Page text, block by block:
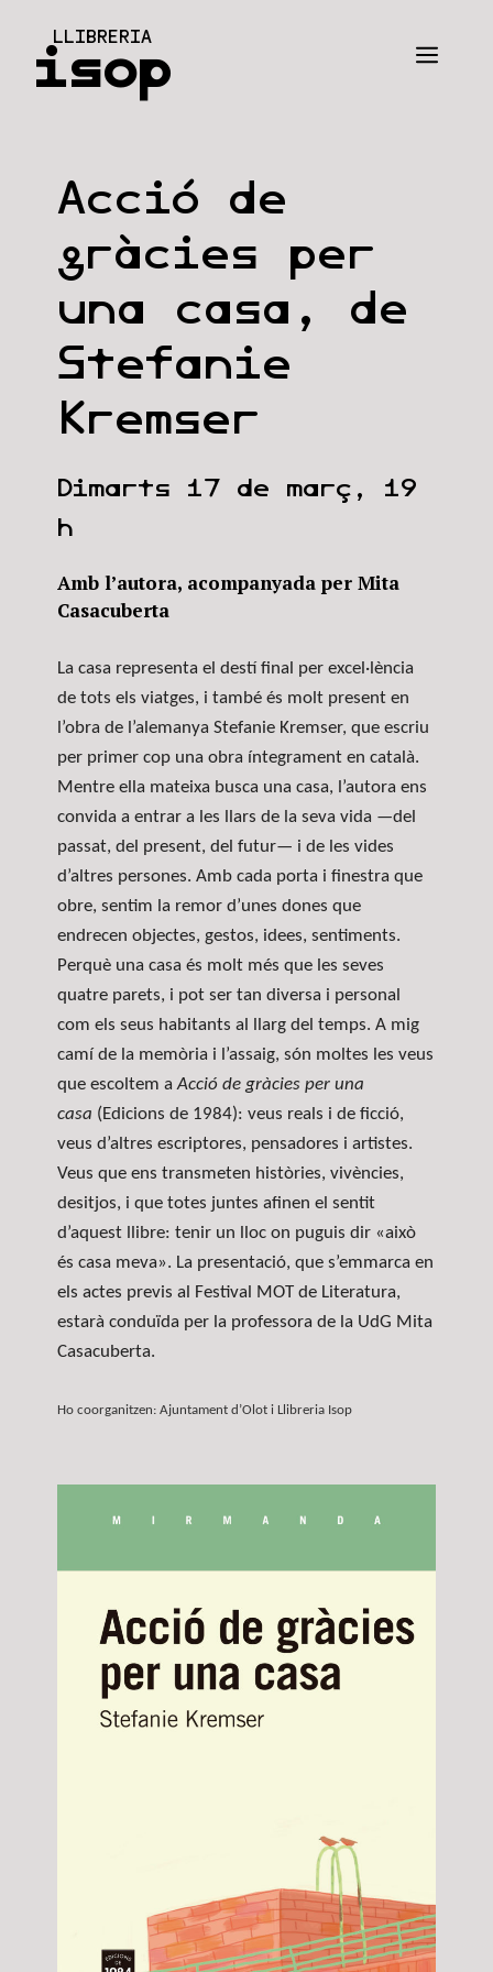
contingut
isop
LLIBRERIA
Menú
Acció de
gràcies per
una casa, de
Stefanie
Kremser
Dimarts 17 de març, 19
h
Amb l’autora, acompanyada per Mita
Casacuberta
La casa representa el destí final per excel·lència
de tots els viatges, i també és molt present en
l’obra de l’alemanya Stefanie Kremser, que escriu
per primer cop una obra íntegrament en català.
Mentre ella mateixa busca una casa, l’autoraens
convida a entrar a les llars de la seva vida —del
passat, del present, del futur— i de les vides
d’altres persones. Amb cada porta i finestra que
obre, sentim la remor d’unes dones que
endrecen objectes, gestos, idees, sentiments.
Perquè una casa és molt més que les seves
quatre parets, i pot ser tan diversa i personal
com els seus habitants al llarg del temps. A mig
camí de la memòria i l’assaig, són moltes les veus
que escoltem aAcció de gràcies per una
casa (Edicions de 1984): veus reals i de ficció,
veus d’altres escriptores, pensadores i artistes.
Veus que ens transmeten històries, vivències,
desitjos, i que totes juntes afinen el sentit
d’aquest llibre: tenir un lloc on puguis dir «això
és casa meva». La presentació, que s’emmarca en
els actes previs al Festival MOT de Literatura,
estarà conduïda per la professora de la UdG Mita
Casacuberta.
Ho coorganitzen: Ajuntament d’Olot i Llibreria Isop